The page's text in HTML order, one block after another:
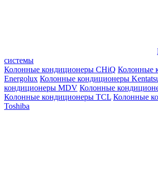
системы
Колонные кондиционеры CHiQ Колонные
Energolux Колонные кондиционеры
кондиционеры MDV Колонные
Колонные кондиционеры TCL Колонные
Toshiba